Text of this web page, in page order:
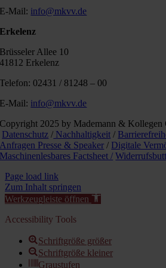
E-Mail: info@mkvv.de
Erkelenz
Brüsseler Allee 10
41812 Erkelenz
Telefon: 02431 / 81248 – 00
E-Mail: info@mkvv.de
Copyright 2025 by Mademann & Kollegen
Datenschutz / Nachhaltigkeit /
Anfragen Presse & Speaker / Digitale
Maschinenlesbares Factsheet /
Page load link
Zum Inhalt springen
Werkzeugleiste öffnen
Accessibility Tools
Schriftgröße größer
Schriftgröße kleiner
Graustufen